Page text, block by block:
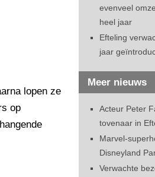
lopen ze
op
evenveel
heel jaar
Efteling
jaar
Meer nieuws
Acteur Peter
tovenaar in
Marvel-
Disneyland
Verwachte